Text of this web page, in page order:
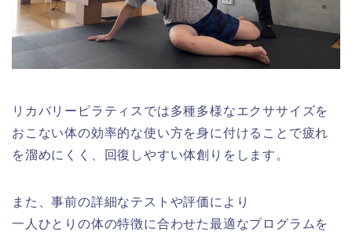
リカバリーピラティスでは多種多様なエクササイズを
おこない体の効率的な使い方を身に付けることで疲れ
を溜めにくく、回復しやすい体創りをします。
また、事前の詳細なテストや評価により
一人ひとりの体の特徴に合わせた最適なプログラムを